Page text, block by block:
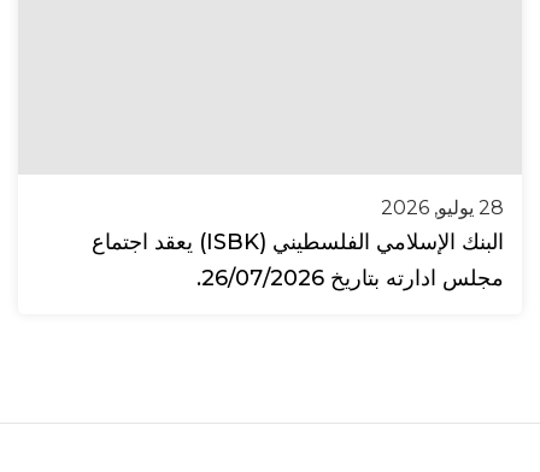
28 يوليو, 2026
البنك الإسلامي الفلسطيني (ISBK) يعقد اجتماع
مجلس ادارته بتاريخ 26/07/2026.